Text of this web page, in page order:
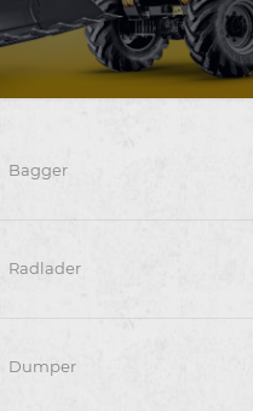
Bagger
Radlader
Dumper